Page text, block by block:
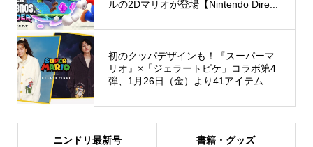
ルの2Dマリオが登場【Nintendo Dire...
初のクッパデザインも！『スーパーマ
リオ』×「ジェラートピケ」コラボ第4
弾、1月26日（金）より41アイテム...
ニンドリ最新号 書籍・グッズ